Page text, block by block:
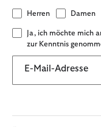
Herren Damen
Ja, ich möchte mich
zur Kenntnis
E-Mail-Adresse